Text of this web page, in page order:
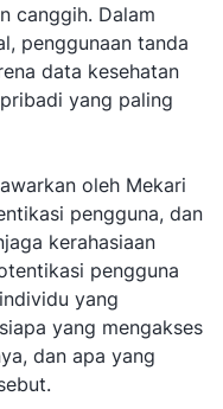
canggih. Dalam
penggunaan tanda
data kesehatan
yang paling
oleh Mekari
pengguna, dan
kerahasiaan
pengguna
yang
yang mengakses
dan apa yang